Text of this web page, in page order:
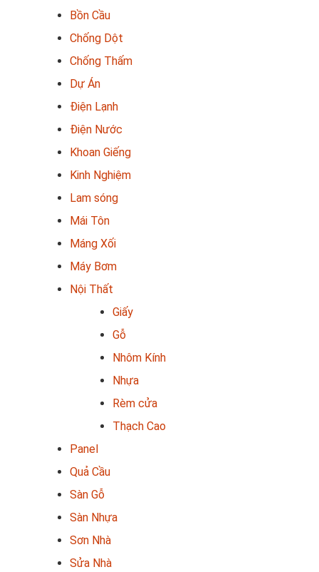
Bồn Cầu
Chống Dột
Chống Thấm
Dự Án
Điện Lạnh
Điện Nước
Khoan Giếng
Kinh Nghiệm
Lam sóng
Mái Tôn
Máng Xối
Máy Bơm
Nội Thất
Giấy
Gỗ
Nhôm Kính
Nhựa
Rèm cửa
Thạch Cao
Panel
Quả Cầu
Sàn Gỗ
Sàn Nhựa
Sơn Nhà
Sửa Nhà